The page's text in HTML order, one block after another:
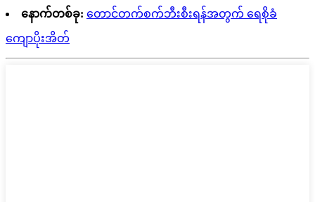
နောက်တစ်ခု: တောင်တက်စက်ဘီးစီးရန်အတွက် ရေစိုခံ
ကျောပိုးအိတ်